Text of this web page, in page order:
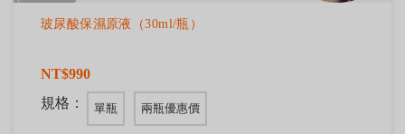
玻尿酸保濕原液（30ml/瓶）
NT$990
規格：
單瓶 兩瓶優惠價